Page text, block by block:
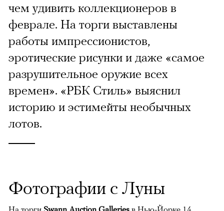
чем удивить коллекционеров в
феврале. На торги выставлены
работы импрессионистов,
эротические рисунки и даже «самое
разрушительное оружие всех
времен». «РБК Стиль» выяснил
историю и эстимейты необычных
лотов.
Фотографии с Луны